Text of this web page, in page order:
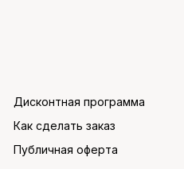
Дисконтная программа
Как сделать заказ
Публичная оферта